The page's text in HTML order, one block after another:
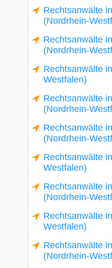
Rechtsanwälte
(Nordrhein-
Rechtsanwälte
(Nordrhein-
Rechtsanwälte
Westfalen)
Rechtsanwälte
(Nordrhein-
Rechtsanwälte
(Nordrhein-
Rechtsanwälte
Westfalen)
Rechtsanwälte
(Nordrhein-
Rechtsanwälte
Westfalen)
Rechtsanwälte
(Nordrhein-